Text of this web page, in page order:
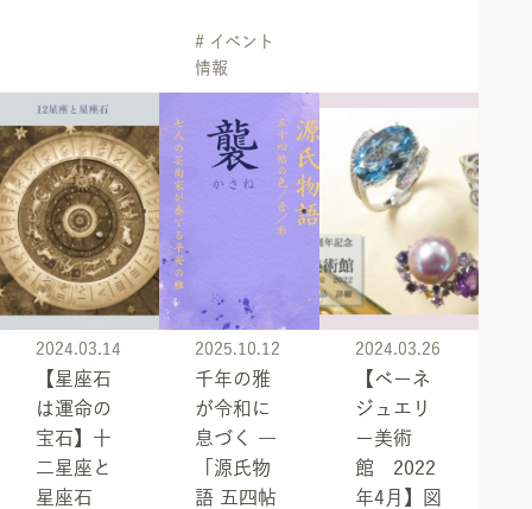
# イベント
情報
2024.03.14
【星座石
は運命の
宝石】十
二星座と
星座石
2025.10.12
千年の雅
が令和に
息づく ―
「源氏物
語 五四帖
2024.03.26
【ベーネ
ジュエリ
ー美術
館 2022
年4月】図